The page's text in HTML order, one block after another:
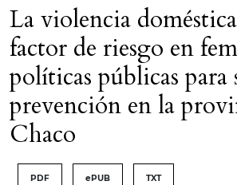
La violencia
factor de riesgo en
políticas públicas para
prevención en la
Chaco
PDF ePUB TXT